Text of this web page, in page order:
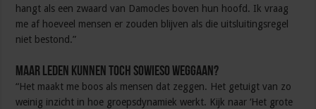
hangt als een zwaard van Damocles boven hun hoofd. Ik vraag
me af hoeveel mensen er zouden blijven als die uitsluitingsregel
niet bestond.”
Maar leden kunnen toch sowieso weggaan?
“Het maakt me boos als mensen dat zeggen. Het getuigt van zo
weinig inzicht in hoe groepsdynamiek werkt. Kijk naar ‘Het grote